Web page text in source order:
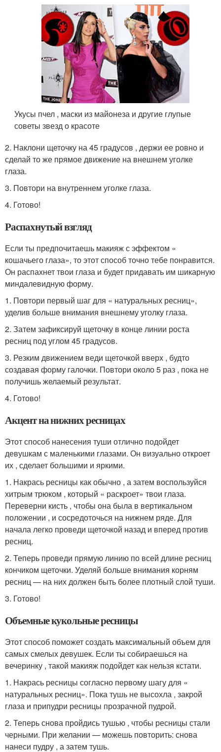
Укусы пчел , маски из майонеза и другие глупые
советы звезд о красоте
2. Наклони щеточку на 45 градусов , держи ее ровно и
сделай то же прямое движение на внешнем уголке
глаза.
3. Повтори на внутреннем уголке глаза.
4. Готово!
Распахнутый взгляд
Если ты предпочитаешь макияж с эффектом «
кошачьего глаза», то этот способ точно тебе понравится.
Он распахнет твои глаза и будет придавать им шикарную
миндалевидную форму.
1. Повтори первый шаг для « натуральных ресниц»,
уделив больше внимания внешнему уголку глаза.
2. Затем зафиксируй щеточку в конце линии роста
ресниц под углом 45 градусов.
3. Резким движением веди щеточкой вверх , будто
создавая форму галочки. Повтори около 5 раз , пока не
получишь желаемый результат.
4. Готово!
Акцент на нижних ресницах
Этот способ нанесения туши отлично подойдет
девушкам с маленькими глазами. Он визуально откроет
их , сделает большими и яркими.
1. Накрась ресницы как обычно , а затем воспользуйся
хитрым трюком , который « раскроет» твои глаза.
Переверни кисть , чтобы она была в вертикальном
положении , и сосредоточься на нижнем ряде. Для
начала легко проведи щеточкой назад и вперед против
ресниц.
2. Теперь проведи прямую линию по всей длине ресниц
кончиком щеточки. Уделяй больше внимания корням
ресниц — на них должен быть более плотный слой туши.
3. Готово!
Объемные кукольные ресницы
Этот способ поможет создать максимальный объем для
самых смелых девушек. Если ты собираешься на
вечеринку , такой макияж подойдет как нельзя кстати.
1. Накрась ресницы согласно первому шагу для «
натуральных ресниц». Пока тушь не высохла , закрой
глаза и припудри ресницы прозрачной пудрой.
2. Теперь снова пройдись тушью , чтобы ресницы стали
черными. При желании — можешь повторить: снова
нанеси пудру , а затем тушь.